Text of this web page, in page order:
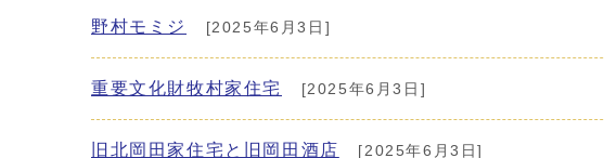
野村モミジ [2025年6月3日]
重要文化財牧村家住宅 [2025年6月3日]
旧北岡田家住宅と旧岡田酒店 [2025年6月3日]